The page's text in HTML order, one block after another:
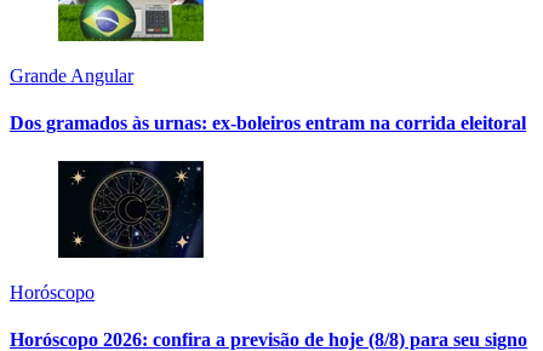
Grande Angular
Dos gramados às urnas: ex-boleiros entram na corrida eleitoral
Horóscopo
Horóscopo 2026: confira a previsão de hoje (8/8) para seu signo